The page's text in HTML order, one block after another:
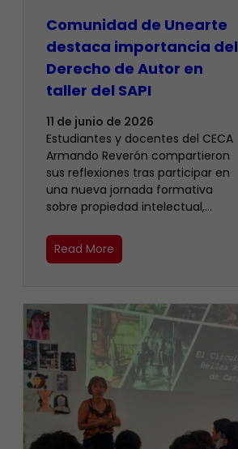
Comunidad de Unearte
destaca importancia del
Derecho de Autor en
taller del SAPI
11 de junio de 2026
Estudiantes y docentes del CECA
Armando Reverón compartieron
sus reflexiones tras participar en
una nueva jornada formativa
sobre propiedad intelectual,…
Read More